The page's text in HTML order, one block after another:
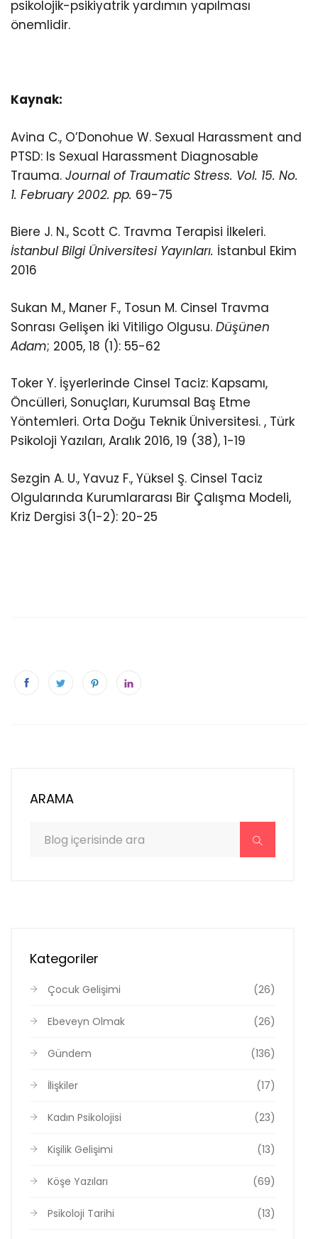
psikolojik-psikiyatrik yardımın yapılması
önemlidir.
Kaynak:
Avina C., O’Donohue W. Sexual Harassment and
PTSD: Is Sexual Harassment Diagnosable
Trauma. Journal of Traumatic Stress. Vol. 15. No.
1. February 2002. pp. 69-75
Biere J. N., Scott C. Travma Terapisi İlkeleri.
İstanbul Bilgi Üniversitesi Yayınları. İstanbul Ekim
2016
Sukan M., Maner F., Tosun M. Cinsel Travma
Sonrası Gelişen İki Vitiligo Olgusu. Düşünen
Adam; 2005, 18 (1): 55-62
Toker Y. İşyerlerinde Cinsel Taciz: Kapsamı,
Öncülleri, Sonuçları, Kurumsal Baş Etme
Yöntemleri. Orta Doğu Teknik Üniversitesi. , Türk
Psikoloji Yazıları, Aralık 2016, 19 (38), 1-19
Sezgin A. U., Yavuz F., Yüksel Ş. Cinsel Taciz
Olgularında Kurumlararası Bir Çalışma Modeli,
Kriz Dergisi 3(1-2): 20-25
ARAMA
Kategoriler
Çocuk Gelişimi (26)
Ebeveyn Olmak (26)
Gündem (136)
İlişkiler (17)
Kadın Psikolojisi (23)
Kişilik Gelişimi (13)
Köşe Yazıları (69)
Psikoloji Tarihi (13)